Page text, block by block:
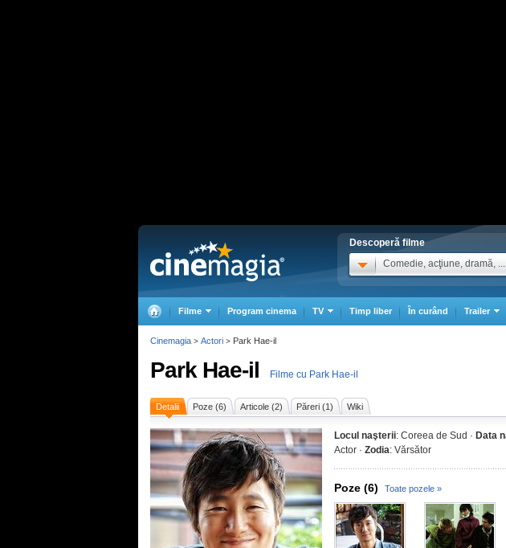
Descoperă filme
Comedie, acţiune, dramă, ...
Filme Program cinema TV Timp liber În curând Trailer
Park Hae-il Filme cu Park Hae-il
Detalii Poze (6) Articole (2) Păreri (1) Wiki
Locul naşterii: Coreea de Sud · Data
Actor · Zodia: Vărsător
Poze (6) Toate pozele »
Cinemagia > Actori > Park Hae-il